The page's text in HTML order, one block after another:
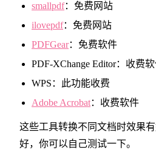
smallpdf：免费网站
ilovepdf：免费网站
PDFGear：免费软件
PDF-XChange Editor：收费
WPS：此功能收费
Adobe Acrobat：收费软件
这些工具转换不同文档时效果
好，你可以自己测试一下。